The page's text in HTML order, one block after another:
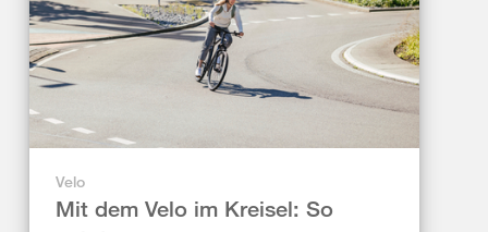
Velo
Mit dem Velo im Kreisel: So